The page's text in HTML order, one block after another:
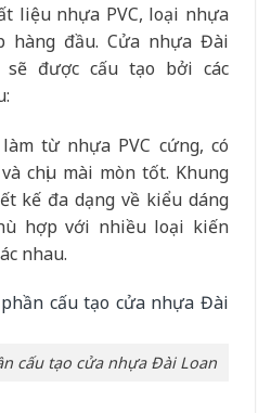
liệu nhựa PVC, loại nhựa
hàng đầu. Cửa nhựa Đài
sẽ được cấu tạo bởi các
từ nhựa PVC cứng, có
chịu mài mòn tốt. Khung
kế đa dạng về kiểu dáng
hợp với nhiều loại kiến
nhau.
cấu tạo cửa nhựa Đài Loan